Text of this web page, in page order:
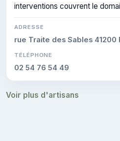
interventions couvrent le
ADRESSE
rue Traite des Sables 41200
TÉLÉPHONE
02 54 76 54 49
Voir plus d'artisans